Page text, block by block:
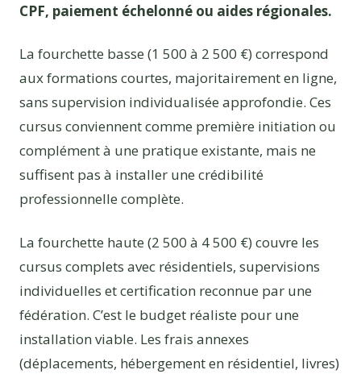
CPF, paiement échelonné ou aides régionales.
La fourchette basse (1 500 à 2 500 €) correspond
aux formations courtes, majoritairement en ligne,
sans supervision individualisée approfondie. Ces
cursus conviennent comme première initiation ou
complément à une pratique existante, mais ne
suffisent pas à installer une crédibilité
professionnelle complète.
La fourchette haute (2 500 à 4 500 €) couvre les
cursus complets avec résidentiels, supervisions
individuelles et certification reconnue par une
fédération. C’est le budget réaliste pour une
installation viable. Les frais annexes
(déplacements, hébergement en résidentiel, livres)